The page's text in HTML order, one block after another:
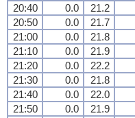
20:40
0.0 21.2
20:50
0.0 21.7
21:00
0.0 21.8
21:10
0.0 21.9
21:20
0.0 22.2
21:30
0.0 21.8
21:40
0.0 22.0
21:50
0.0 21.9